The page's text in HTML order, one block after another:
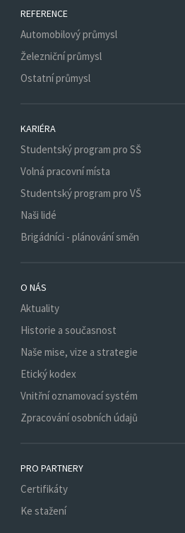
REFERENCE
Automobilový průmysl
Železniční průmysl
Ostatní průmysl
KARIÉRA
Studentský program pro SŠ
Volná pracovní místa
Studentský program pro VŠ
Naši lidé
Brigádníci - plánování směn
O NÁS
Aktuality
Historie a současnost
Naše mise, vize a strategie
Etický kodex
Vnitřní oznamovací systém
Zpracování osobních údajů
PRO PARTNERY
Certifikáty
Ke stažení